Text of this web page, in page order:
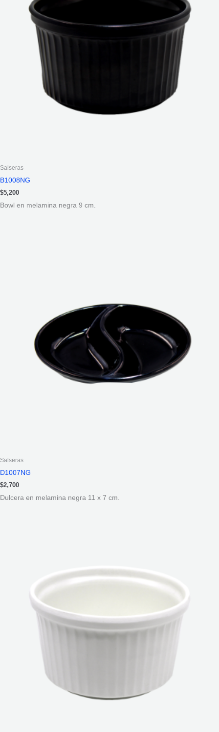
Salseras
B1008NG
$5,200
Bowl en melamina negra 9 cm.
Salseras
D1007NG
$2,700
Dulcera en melamina negra 11 x 7 cm.